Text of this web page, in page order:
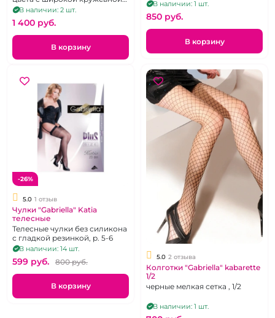
резинкой на силиконе, р. 1-2.
В наличии: 2 шт.
1 400 pуб.
В корзину
В наличии: 1 шт.
850 pуб.
В корзину
-26%
5.0 1 отзыв
Чулки "Gabriella" Katia
телесные
Телесные чулки без силикона
с гладкой резинкой, р. 5-6
В наличии: 14 шт.
599 pуб. 800 pуб.
В корзину
5.0 2 отзыва
Колготки "Gabriella" kabarette
1/2
черные мелкая сетка , 1/2
В наличии: 1 шт.